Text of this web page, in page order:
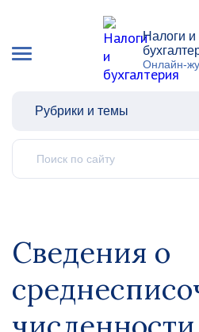
Налоги и
Онлайн-
Рубрики и темы
Сведения о